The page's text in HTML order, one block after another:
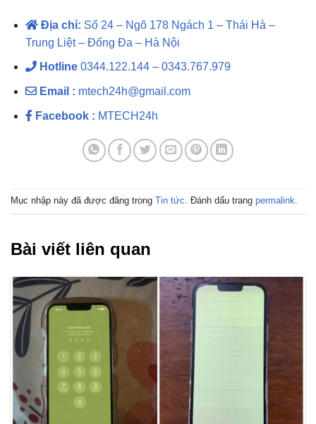
Địa chỉ: Số 24 – Ngõ 178 Ngách 1 – Thái Hà –
Trung Liệt – Đống Đa – Hà Nội
Hotline0344.122.144 – 0343.767.979
Email : mtech24h@gmail.com
Facebook : MTECH24h
Mục nhập này đã được đăng trong Tin tức . Đánh dấu trang permalink
Bài viết liên quan